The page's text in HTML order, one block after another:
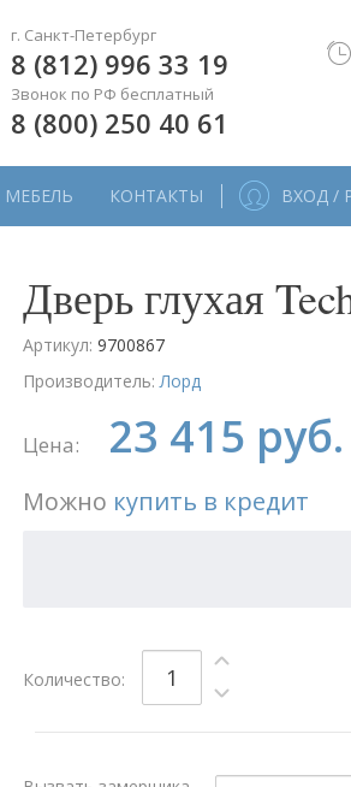
г. Санкт-Петербург
8 (812) 996 33 19
Звонок по РФ бесплатный
8 (800) 250 40 61
МЕБЕЛЬ КОНТАКТЫ ВХОД /
Дверь глухая
Артикул:9700867
Производитель:Лорд
Цена: 23 415 руб.
Можно купить в кредит
Количество: